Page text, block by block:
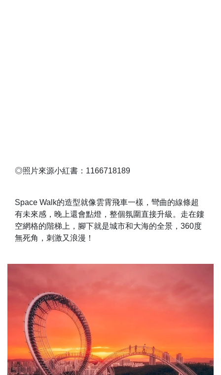
◎照片來源小紅書：1166718189
Space Walk的造型就像雲霄飛車一樣，彎曲的線條超
有未來感，晚上還會點燈，整個氛圍直接升級。走在鏤
空網格的階梯上，腳下就是城市和大海的全景，360度
無死角，刺激又浪漫！